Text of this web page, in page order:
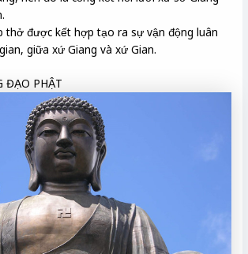
thở được kết hợp tạo ra sự vận động luân
giữa xứ Giang và xứ Gian.
ĐẠO PHẬT